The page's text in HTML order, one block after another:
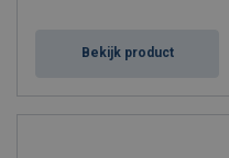
Bekijk product